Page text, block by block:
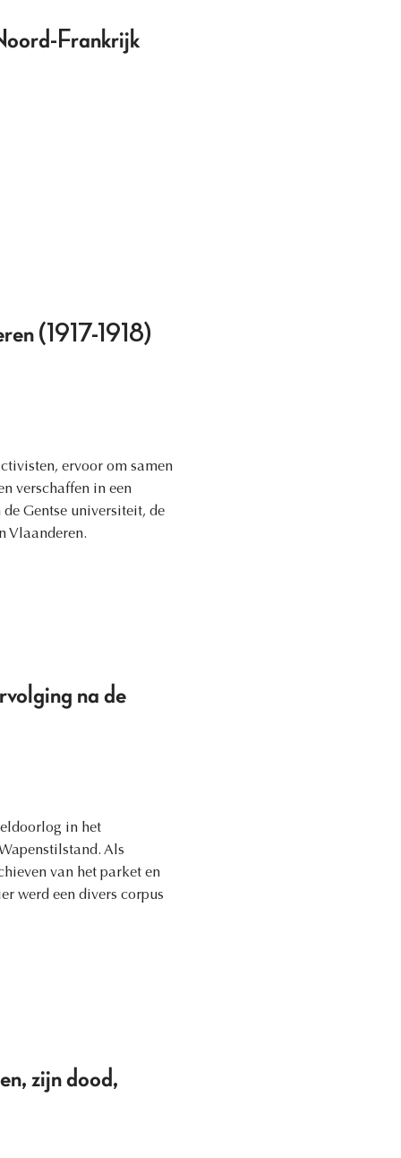
Frankrijk
(1917-1918)
ervoor om samen
verschaffen in een
Gentse universiteit, de
Vlaanderen.
na de
in het
Als
van het parket en
werd een divers corpus
zijn dood,